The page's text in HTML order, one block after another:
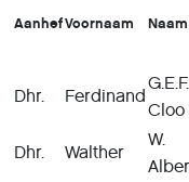
AanhefVoornaam Naam
Dhr. Ferdinand
G.E.F.
Cloo
Dhr. Walther
W.